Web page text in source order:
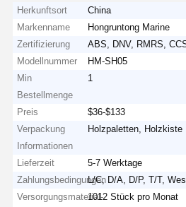
Herkunftsort
China
Markenname
Hongruntong Marine
Zertifizierung
ABS, DNV, RMRS,
Modellnummer
HM-SH05
Min
Bestellmenge
1
Preis
$36-$133
Verpackung
Informationen
Holzpaletten, Holzkiste
Lieferzeit
5-7 Werktage
ZahlungsbedingungenL/C, D/A, D/P, T/T,
Versorgungsmaterial-1012 Stück pro Monat